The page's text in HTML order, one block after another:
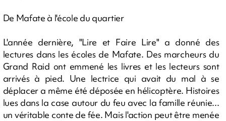
De Mafate à l'école du quartier
L'année dernière, "Lire et Faire Lire" a donné des
lectures dans les écoles de Mafate. Des marcheurs du
Grand Raid ont emmené les livres et les lecteurs sont
arrivés à pied. Une lectrice qui avait du mal à se
déplacer a même été déposée en hélicoptère. Histoires
lues dans la case autour du feu avec la famille réunie...
un véritable conte de fée. Mais l'action peut être menée